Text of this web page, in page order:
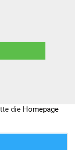
die Homepage